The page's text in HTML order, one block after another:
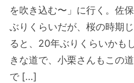
を吹き込む〜」に行く。佐
ぶりくらいだが、桜の時期
ると、20年ぶりくらいかも
きな道で、小栗さんもこの
で […]